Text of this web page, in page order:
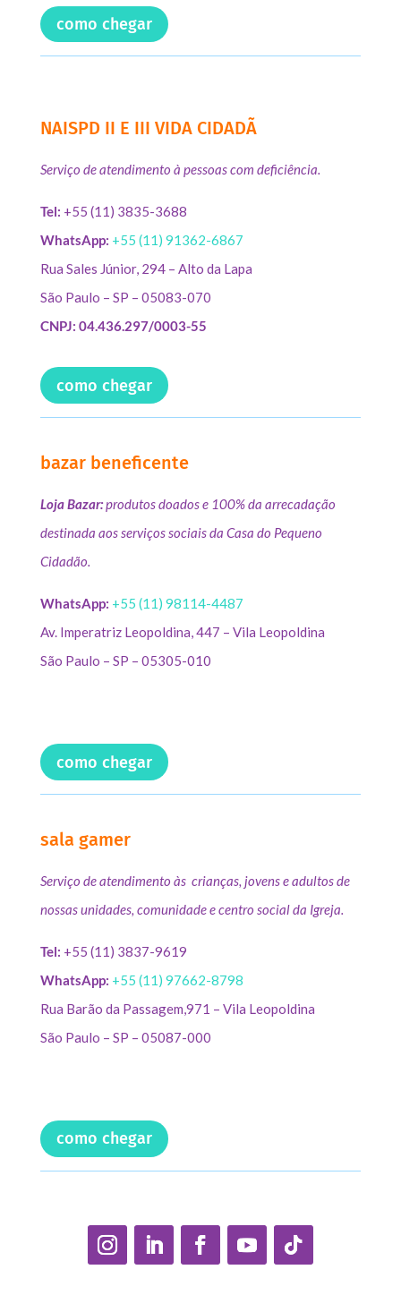
como chegar
NAISPD II E III VIDA CIDADÃ
Serviço de atendimento à pessoas com deficiência.
Tel: +55 (11) 3835-3688
WhatsApp: +55 (11) 91362-6867
Rua Sales Júnior, 294 – Alto da Lapa
São Paulo – SP – 05083-070
CNPJ: 04.436.297/0003-55
como chegar
bazar beneficente
Loja Bazar:produtos doados e 100% da arrecadação
destinada aos serviços sociais da Casa do Pequeno
Cidadão.
WhatsApp: +55 (11) 98114-4487
Av. Imperatriz Leopoldina, 447 – Vila Leopoldina
São Paulo – SP – 05305-010
como chegar
sala gamer
Serviço de atendimento às crianças, jovens e adultos de
nossas unidades, comunidade e centro social da Igreja.
Tel: +55 (11) 3837-9619
WhatsApp: +55 (11) 97662-8798
Rua Barão da Passagem,971 – Vila Leopoldina
São Paulo – SP – 05087-000
como chegar